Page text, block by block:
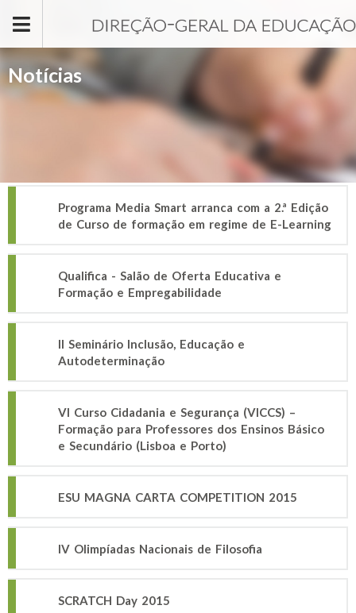
Notícias
Programa Media Smart arranca com a 2.ª Edição
de Curso de formação em regime de E-Learning
Qualifica - Salão de Oferta Educativa e
Formação e Empregabilidade
II Seminário Inclusão, Educação e
Autodeterminação
VI Curso Cidadania e Segurança (VICCS) –
Formação para Professores dos Ensinos Básico
e Secundário (Lisboa e Porto)
ESU MAGNA CARTA COMPETITION 2015
IV Olimpíadas Nacionais de Filosofia
SCRATCH Day 2015